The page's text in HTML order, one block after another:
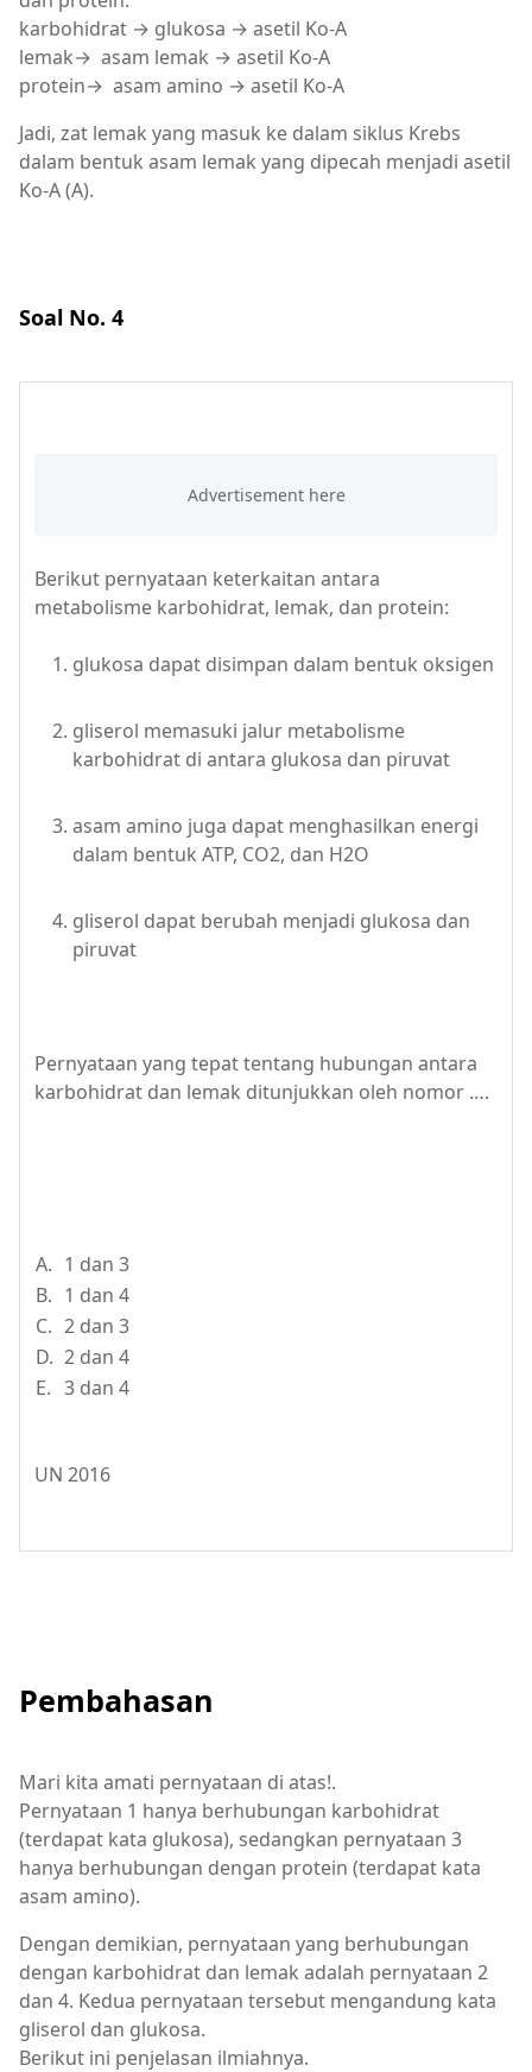
karbohidrat → glukosa → asetil Ko-A
lemak→ asam lemak → asetil Ko-A
protein→ asam amino → asetil Ko-A
Jadi, zat lemak yang masuk ke dalam siklus Krebs
dalam bentuk asam lemak yang dipecah menjadi asetil
Ko-A (A).
Soal No. 4
Berikut pernyataan keterkaitan antara
metabolisme karbohidrat, lemak, dan protein:
glukosa dapat disimpan dalam bentuk oksigen
gliserol memasuki jalur metabolisme
karbohidrat di antara glukosa dan piruvat
asam amino juga dapat menghasilkan energi
dalam bentuk ATP, CO2, dan H2O
gliserol dapat berubah menjadi glukosa dan
piruvat
Pernyataan yang tepat tentang hubungan antara
karbohidrat dan lemak ditunjukkan oleh nomor ….
A. 1 dan 3
B. 1 dan 4
C. 2 dan 3
D. 2 dan 4
E. 3 dan 4
UN 2016
Pembahasan
Mari kita amati pernyataan di atas!.
Pernyataan 1 hanya berhubungan karbohidrat
(terdapat kata glukosa), sedangkan pernyataan 3
hanya berhubungan dengan protein (terdapat kata
asam amino).
Dengan demikian, pernyataan yang berhubungan
dengan karbohidrat dan lemak adalah pernyataan 2
dan 4. Kedua pernyataan tersebut mengandung kata
gliserol dan glukosa.
Berikut ini penjelasan ilmiahnya.